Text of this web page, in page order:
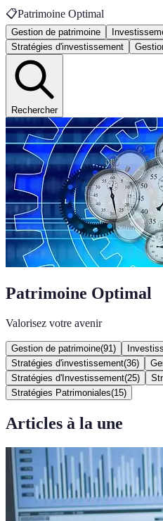
📋Patrimoine Optimal
Gestion de patrimoine
Stratégies d'investissement
Rechercher
Patrimoine Optimal
Valorisez votre avenir
Gestion de patrimoine(91 )
Stratégies d'investissement(36)
Stratégies d'Investissement(25)
Stratégies Patrimoniales(15)
Articles à la une